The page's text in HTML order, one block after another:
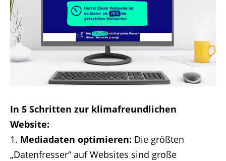
In 5 Schritten zur klimafreundlichen
Website:
Mediadaten optimieren: Die größten
„Datenfresser“ auf Websites sind große